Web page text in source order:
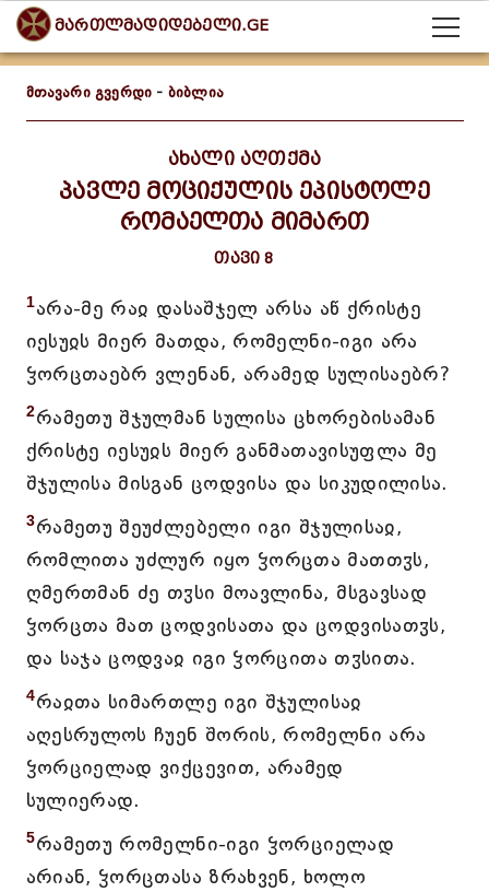
მართლმადიდებელი.GE
მთავარი გვერდი - ბიბლია
ახალი აღთქმა
პავლე მოციქულის ეპისტოლე
რომაელთა მიმართ
თავი 8
1არა-მე რაჲ დასაშჯელ არსა აწ ქრისტე
იესუჲს მიერ მათდა, რომელნი-იგი არა
ჴორცთაებრ ვლენან, არამედ სულისაებრ?
2რამეთუ შჯულმან სულისა ცხორებისამან
ქრისტე იესუჲს მიერ განმათავისუფლა მე
შჯულისა მისგან ცოდვისა და სიკუდილისა.
3რამეთუ შეუძლებელი იგი შჯულისაჲ,
რომლითა უძლურ იყო ჴორცთა მათთჳს,
ღმერთმან ძე თჳსი მოავლინა, მსგავსად
ჴორცთა მათ ცოდვისათა და ცოდვისათჳს,
და საჯა ცოდვაჲ იგი ჴორცითა თჳსითა.
4რაჲთა სიმართლე იგი შჯულისაჲ
აღესრულოს ჩუენ შორის, რომელნი არა
ჴორციელად ვიქცევით, არამედ
სულიერად.
5რამეთუ რომელნი-იგი ჴორციელად
არიან, ჴორცთასა ზრახვენ, ხოლო